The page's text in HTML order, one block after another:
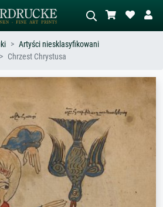
akt.
Opisz scenę – np. zielona łąka,
stojący akt obok drzewa.
Artyści niesklasyfikowani
Chrzest Chrystusa